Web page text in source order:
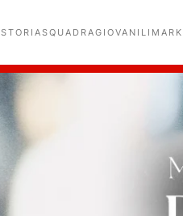
STORIASQUADRAGIOVANILI